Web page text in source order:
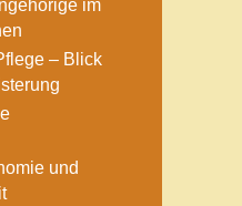
im
– Blick
und